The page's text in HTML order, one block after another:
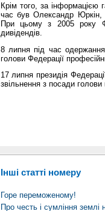
Крім того, за інформацією
час був Олександр Юркін,
При цьому з 2005 року
дивідендів.
8 липня під час
голови Федерації
17 липня президія
звільнення з посади голови
Інші статті номеру
Горе переможеному!
Про честь і сумління землі